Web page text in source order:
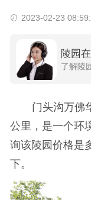
2023-02-23
陵园
了解陵
门头沟万佛
公里，是一个环
询该陵园价格是
下。